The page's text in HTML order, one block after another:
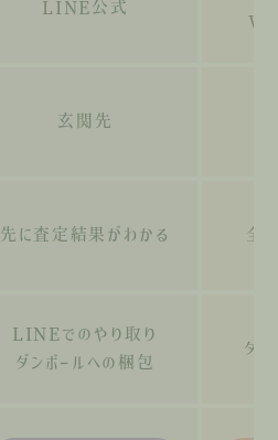
LINE公式
玄関先
先に査定結果がわかる 全
LINEでのやり取り
ダンボールへの梱包
ダ